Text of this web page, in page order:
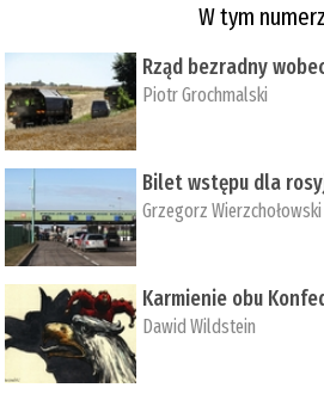
W tym
Rząd bezradny
Piotr Grochmalski
Bilet wstępu dla
Grzegorz Wierzchołowski
Karmienie obu
Dawid Wildstein